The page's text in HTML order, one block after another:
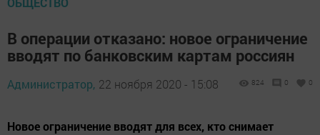
В операции отказано: новое ограничение
вводят по банковским картам россиян
Администратор, 22 ноября 2020 - 15:08 824 0 0
Новое ограничение вводят для всех, кто снимает